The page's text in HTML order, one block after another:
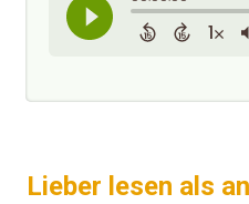
Lieber lesen als